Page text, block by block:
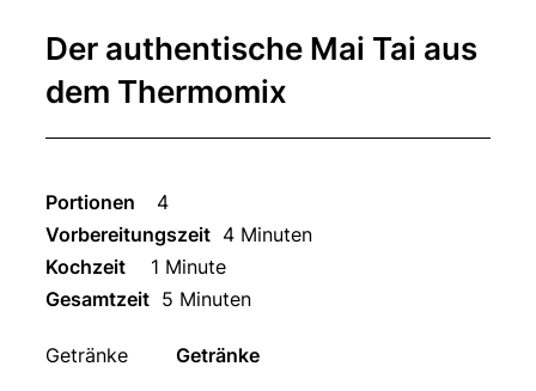
Der authentische Mai Tai aus
dem Thermomix
Portionen
4
Vorbereitungszeit 4 Minuten
Kochzeit
1 Minute
Gesamtzeit 5 Minuten
Getränke Getränke